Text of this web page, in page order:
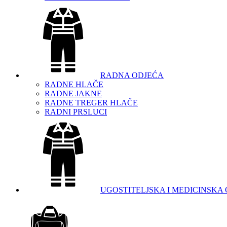
RADNA ODJEĆA
RADNE HLAČE
RADNE JAKNE
RADNE TREGER HLAČE
RADNI PRSLUCI
UGOSTITELJSKA I MEDICINSKA